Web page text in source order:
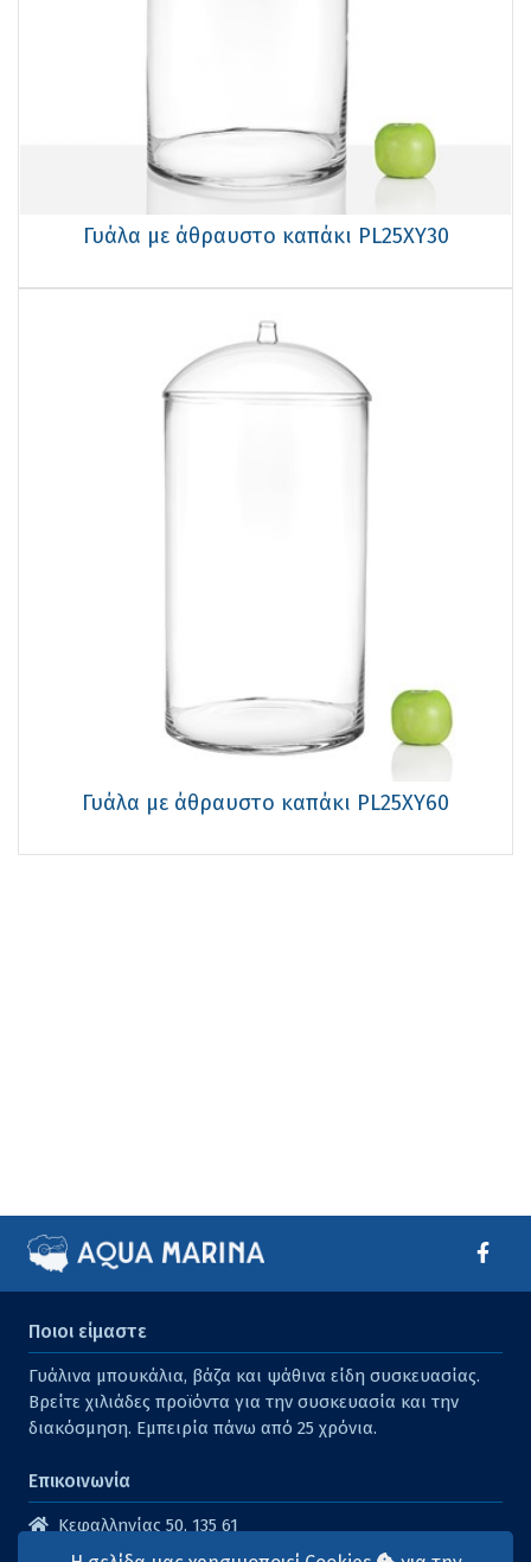
Γυάλα με άθραυστο καπάκι PL25XΥ30
Γυάλα με άθραυστο καπάκι PL25XΥ60
Ποιοι είμαστε
Γυάλινα μπουκάλια, βάζα και ψάθινα είδη συσκευασίας.
Βρείτε χιλιάδες προϊόντα για την συσκευασία και την
διακόσμηση. Εμπειρία πάνω από 25 χρόνια.
Επικοινωνία
Κεφαλληνίας 50, 135 61
Άγιοι Ανάργυροι